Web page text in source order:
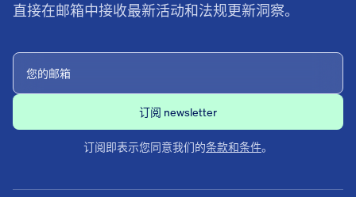
直接在邮箱中接收最新活动和法规更新洞察。
订阅即表示您同意我们的条款和条件。